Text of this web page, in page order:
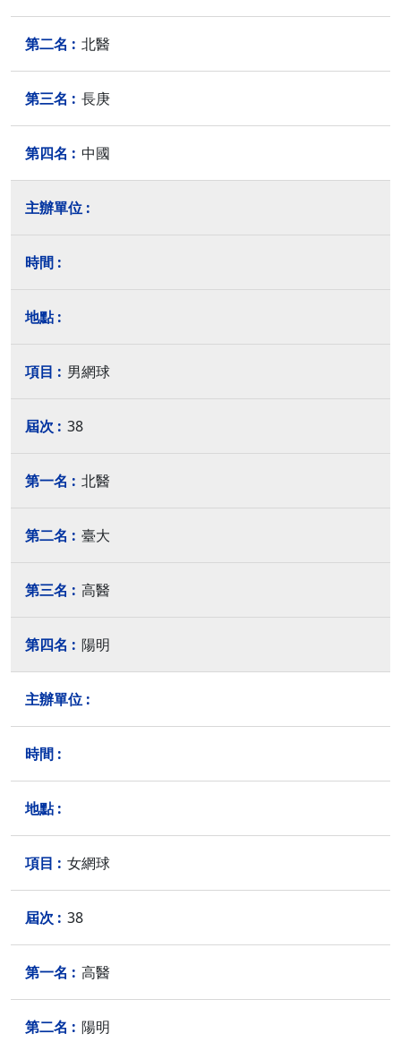
北醫
長庚
中國
男網球
38
北醫
臺大
高醫
陽明
女網球
38
高醫
陽明